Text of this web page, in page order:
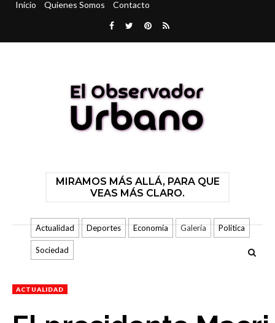
Inicio Quienes Somos Contacto
MIRAMOS MÁS ALLÁ, PARA QUE
VEAS MÁS CLARO.
Actualidad Deportes Economía Galería Politica
Sociedad
ACTUALIDAD